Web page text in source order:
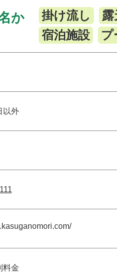
か
掛け流し
宿泊施設
プ
以外
料金